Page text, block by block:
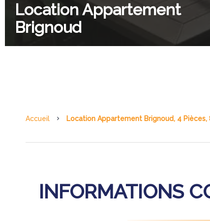
Location Appartement
Brignoud
Accueil Location Appartement Brignoud, 4 Pièces,
INFORMATIONS